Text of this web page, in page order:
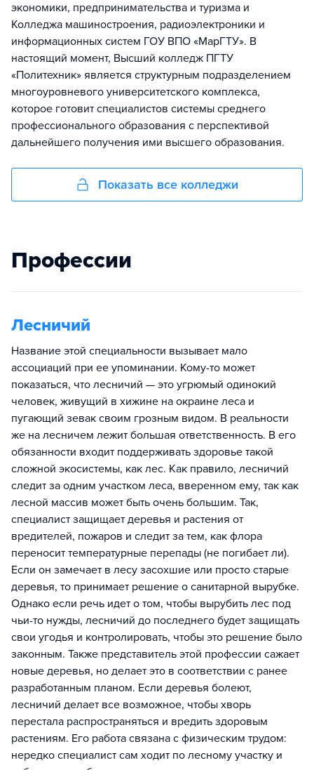
экономики, предпринимательства и туризма и
Колледжа машиностроения, радиоэлектроники и
информационных систем ГОУ ВПО «МарГТУ». В
настоящий момент, Высший колледж ПГТУ
«Политехник» является структурным подразделением
многоуровневого университетского комплекса,
которое готовит специалистов системы среднего
профессионального образования с перспективой
дальнейшего получения ими высшего образования.
Показать все колледжи
Профессии
Лесничий
Название этой специальности вызывает мало
ассоциаций при ее упоминании. Кому-то может
показаться, что лесничий — это угрюмый одинокий
человек, живущий в хижине на окраине леса и
пугающий зевак своим грозным видом. В реальности
же на лесничем лежит большая ответственность. В его
обязанности входит поддерживать здоровье такой
сложной экосистемы, как лес. Как правило, лесничий
следит за одним участком леса, вверенном ему, так как
лесной массив может быть очень большим. Так,
специалист защищает деревья и растения от
вредителей, пожаров и следит за тем, как флора
переносит температурные перепады (не погибает ли).
Если он замечает в лесу засохшие или просто старые
деревья, то принимает решение о санитарной вырубке.
Однако если речь идет о том, чтобы вырубить лес под
чьи-то нужды, лесничий до последнего будет защищать
свои угодья и контролировать, чтобы это решение было
законным. Также представитель этой профессии сажает
новые деревья, но делает это в соответствии с ранее
разработанным планом. Если деревья болеют,
лесничий делает все возможное, чтобы хворь
перестала распространяться и вредить здоровым
растениям. Его работа связана с физическим трудом:
нередко специалист сам ходит по лесному участку и